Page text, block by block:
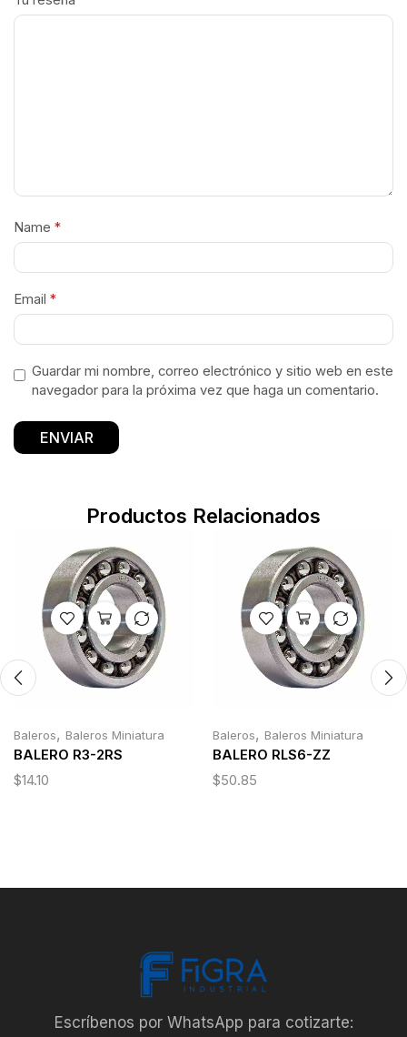
Name *
Email *
Guardar mi nombre, correo electrónico y sitio web en este
navegador para la próxima vez que haga un comentario.
Productos Relacionados
Baleros, Baleros Miniatura
BALERO R3-2RS
$14.10
Baleros, Baleros Miniatura
BALERO RLS6-ZZ
$50.85
Escríbenos por WhatsApp para cotizarte: